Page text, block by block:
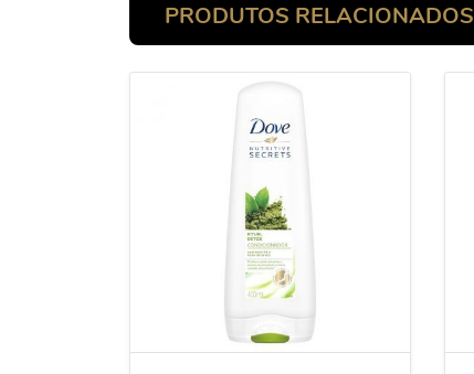
PRODUTOS RELACIONADOS